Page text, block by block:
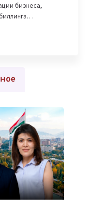
бизнеса,